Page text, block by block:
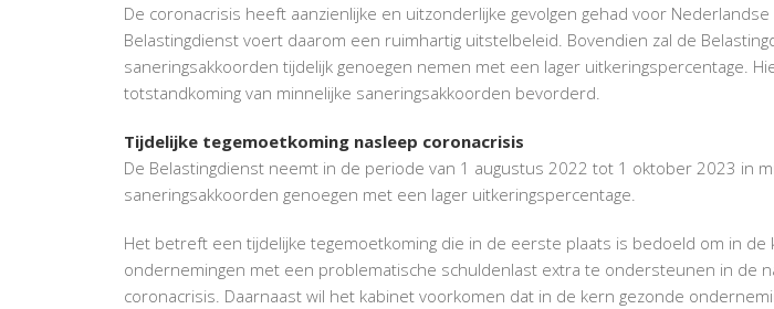
BEDRIJF
EN
BELASTINGDIENST
De coronacrisis heeft aanzienlijke en uitzonderlijke gevolgen gehad voor
Belastingdienst voert daarom een ruimhartig uitstelbeleid. Bovendien zal de
saneringsakkoorden tijdelijk genoegen nemen met een lager uitkeringspercentage.
totstandkoming van minnelijke saneringsakkoorden bevorderd.
Tijdelijke tegemoetkoming nasleep coronacrisis
De Belastingdienst neemt in de periode van 1 augustus 2022 tot 1 oktober 2023 in
saneringsakkoorden genoegen met een lager uitkeringspercentage.
Het betreft een tijdelijke tegemoetkoming die in de eerste plaats is bedoeld om in de
ondernemingen met een problematische schuldenlast extra te ondersteunen in de
coronacrisis. Daarnaast wil het kabinet voorkomen dat in de kern gezonde